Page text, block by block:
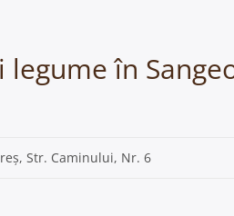
legume în
Str. Caminului, Nr. 6